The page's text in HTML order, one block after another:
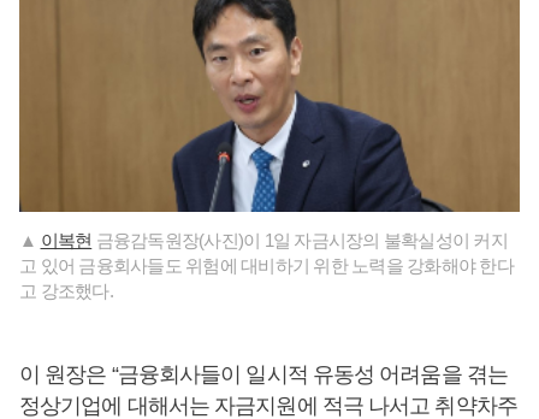
▲ 이복현 금융감독원장(사진)이 1일 자금시장의 불확실성이 커지
고 있어 금융회사들도 위험에 대비하기 위한 노력을 강화해야 한다
고 강조했다.
이 원장은 “금융회사들이 일시적 유동성 어려움을 겪는
정상기업에 대해서는 자금지원에 적극 나서고 취약차주